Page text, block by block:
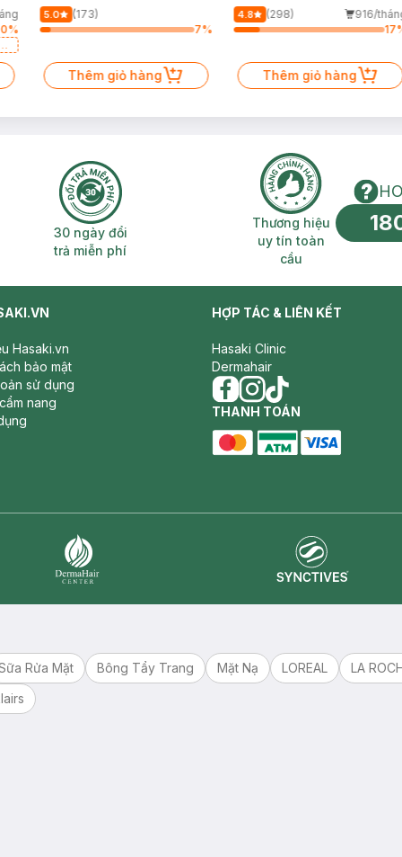
%
150ml
5.0
(173)
7%
Thêm giỏ hàng
4.8 (298)
916/
17
Thêm giỏ hàng
30 ngày đổi trả miễn phí
30 ngày đổi
trả miễn phí
Thương hiệu uy
Thương hiệu
uy tín toàn
cầu
Hasaki.vn
bảo mật
sử dụng
nang
HỢP TÁC & LIÊN KẾT
Hasaki Clinic
Dermahair
facebook
instagram
tiktok
THANH TOÁN
Rửa Mặt Bông Tẩy Trang Mặt Nạ LOREAL LA